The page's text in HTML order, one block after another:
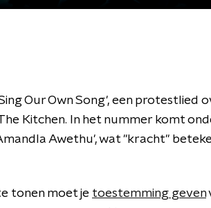
Our Own Song', een protestlied
Kitchen. In het nummer komt
Awethu', wat "kracht"
tonen moet je toestemming geven